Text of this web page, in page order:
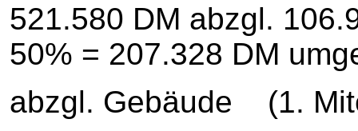
521.580 DM abzgl.
50% = 207.328 DM
abzgl. Gebäude (1.